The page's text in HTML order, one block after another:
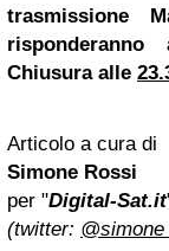
trasmissione
Chiusura alle
Articolo a cura di
Simone Rossi
per "Digital-Sat.it
(twitter: